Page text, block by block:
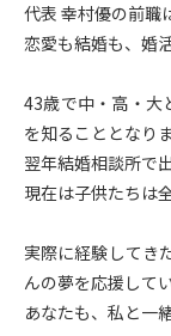
代表 幸村優の前職
恋愛も結婚も、婚
43歳で中・高・大
を知ることとなり
翌年結婚相談所で
現在は子供たちは
実際に経験してき
んの夢を応援してい
あなたも、私と一